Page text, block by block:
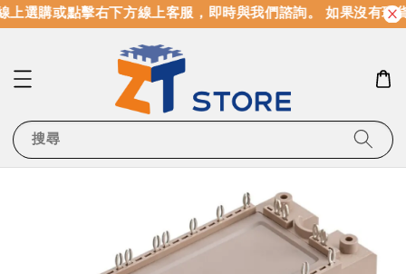
選購或點擊右下方線上客服，即時與我們諮詢。 如果沒有現
搜尋